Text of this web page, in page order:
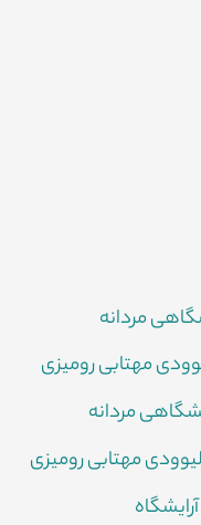
مردانه
مهتابی رومیزی
مردانه
مهتابی رومیزی